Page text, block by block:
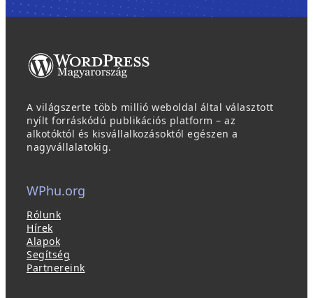
A világszerte több millió weboldal által választott
nyílt forráskódú publikációs platform – az
alkotóktól és kisvállalkozásoktól egészen a
nagyvállalatokig.
WPhu.org
Rólunk
Hírek
Alapok
Segítség
Partnereink